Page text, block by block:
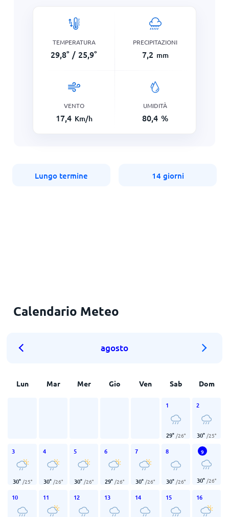
TEMPERATURA
29,8° / 25,9°
PRECIPITAZIONI
7,2 mm
VENTO
17,4 Km/h
UMIDITÀ
80,4 %
Lungo termine 14 giorni
Calendario Meteo
agosto
Lun Mar Mer Gio Ven Sab Dom
1
29° /26°
2
30° /25°
3
30° /25°
4
30° /26°
5
30° /26°
6
29° /26°
7
30° /26°
8
30° /26°
9
30° /26°
10 11 12 13 14 15 16